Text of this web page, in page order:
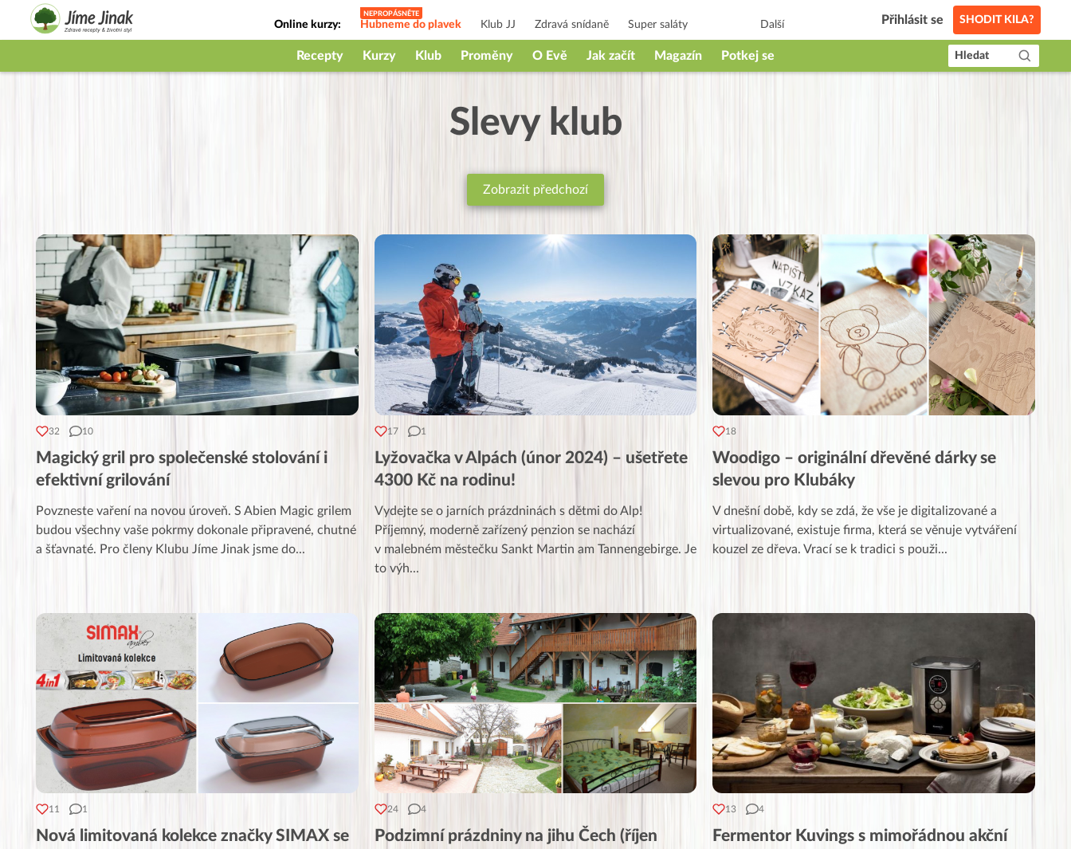
Online kurzy: Hubneme do plavek Klub JJ Zdravá snídaně Super saláty
Jak na babičky
Další Přihlásit se SHODIT KILA?
Recepty Kurzy Klub Proměny O Evě Jak začít Magazín Potkej se Hledat
Slevy klub
Zobrazit předchozí
32 10
Magický gril pro společenské stolování i
efektivní grilování
Povzneste vaření na novou úroveň. S Abien Magic grilem
budou všechny vaše pokrmy dokonale připravené, chutné
a šťavnaté. Pro členy Klubu Jíme Jinak jsme do...
17 1
Lyžovačka v Alpách (únor 2024) – ušetřete
4300 Kč na rodinu!
Vydejte se o jarních prázdninách s dětmi do Alp!
Příjemný, moderně zařízený penzion se nachází
v malebném městečku Sankt Martin am Tannengebirge. Je
to výh...
18
Woodigo – originální dřevěné dárky se
slevou pro Klubáky
V dnešní době, kdy se zdá, že vše je digitalizované a
virtualizované, existuje firma, která se věnuje vytváření
kouzel ze dřeva. Vrací se k tradici s použi...
11 1
Nová limitovaná kolekce značky SIMAX se
24 4
Podzimní prázdniny na jihu Čech (říjen
13 4
Fermentor Kuvings s mimořádnou akční